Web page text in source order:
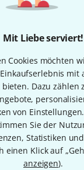
Mit Liebe serviert!
Cookies möchten
mit
Dazu zählen
von
Sie der
Statistiken
einen Klick auf
anzeigen).
37
€
SK366-1-OR Midi
52
lieferbar
€
SK366-03-YEL
194
lieferbar
€